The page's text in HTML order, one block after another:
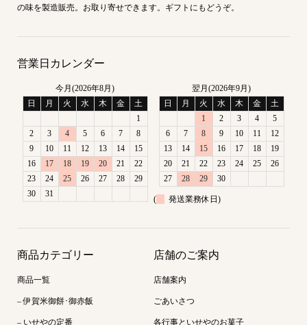
の味を製造販売。お取り寄せできます。ギフトにもどうぞ。
営業日カレンダー
今月(2026年8月)
日
月 火 水 木 金
土
1
2
3 4 5 6 7
8
9
10 11 12 13 14
15
16
17 18 19 20 21
22
23
24 25 26 27 28
29
30
31
翌月(2026年9月)
日
月 火 水 木 金
土
1
2 3 4
5
6
7 8 9 10 11
12
13
14 15 16 17 18
19
20
21 22 23 24 25
26
27
28 29 30
( 発送業務休日)
商品カテゴリー
商品一覧
– 伊賀米御餅･御赤飯
– いせやの定番
店舗のご案内
店舗案内
ごあいさつ
各行事といせやのお菓子